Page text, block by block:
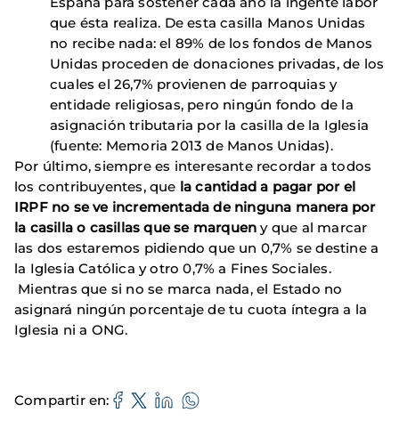
que ésta realiza. De esta casilla Manos Unidas
no recibe nada: el 89% de los fondos de Manos
Unidas proceden de donaciones privadas, de los
cuales el 26,7% provienen de parroquias y
entidade religiosas, pero ningún fondo de la
asignación tributaria por la casilla de la Iglesia
(fuente: Memoria 2013 de Manos Unidas).
Por último, siempre es interesante recordar a todos
los contribuyentes, que la cantidad a pagar por el
IRPF no se ve incrementada de ninguna manera por
la casilla o casillas que se marquen y que al marcar
las dos estaremos pidiendo que un 0,7% se destine a
la Iglesia Católica y otro 0,7% a Fines Sociales.
Mientras que si no se marca nada, el Estado no
asignará ningún porcentaje de tu cuota íntegra a la
Iglesia ni a ONG.
Compartir en